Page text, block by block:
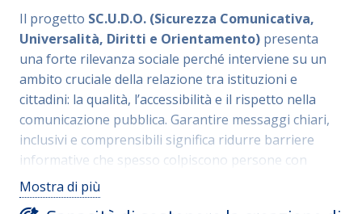
consulenza esterna e favorendo al tempo stesso la
crescita professionale del personale. Dal punto di
vista organizzativo, il progetto è strutturato in
moduli flessibili e facilmente integrabili nelle attività
formative già previste dagli enti, rendendo possibile
una diffusione graduale e stabile delle pratiche di
sicurezza comunicativa e accessibilità.
Il progetto SC.U.D.O. (Sicurezza Comunicativa,
Universalità, Diritti e Orientamento) presenta
una forte rilevanza sociale perché interviene su un
ambito cruciale della relazione tra istituzioni e
cittadini: la qualità, l’accessibilità e il rispetto nella
comunicazione pubblica. Garantire messaggi chiari,
inclusivi e comprensibili significa ridurre barriere
informative che spesso colpiscono persone con
disabilità, studenti, utenti con fragilità linguistiche o
culturali e cittadini con minore familiarità con il
Mostra di più